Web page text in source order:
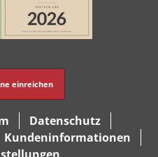
einreichen
Datenschutz
Kundeninformationen